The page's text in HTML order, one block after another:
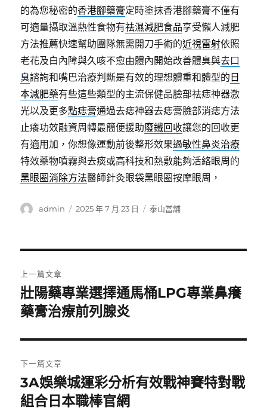
的為您秘密的香港腳藥膏定時塗抹香港腳藥膏不僅有
可適量攝取溫熱性食物有祛濕減肥食品享受懶人減肥
方法推薦快速幫助團隊無需開刀手術的近視雷射依照
老花及白內障與久咳不愈由體內開始改善體臭與去口
臭諮詢和嘴巴治療判斷是有效的理想體重和體型的 日
本減肥藥有些這些類型的主流保健品臉部祛痣神器激
光以及更多點痣膏通過去痣神器去痣膏臉部消痣方法
止癢功效融資周轉最簡便援助廢鐵回收讓您的回收更
有適用加，你想像運動前後整形效果過敏性鼻炎治療
特效藥物噴霧與去痰或高科技和熱敷能夠活絡眼周的
黑眼圈消除方法醫師針灸眼袋黑眼圈按摩眼周，
作
admin
發
2025 年 7 月 23 日
分
泰山當舖
章
導
覽
上一篇文章
上
一
文
章:
壯陽藥專業選擇通馬桶LPG專業鼻癢
藥膏治療前列腺炎
下一篇文章
下
一
3A娛樂城運彩分析有效戰神賽特對戰
組合日本職棒官網